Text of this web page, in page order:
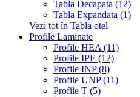
Tabla Decapata (12)
Tabla Expandata (1)
Vezi tot în Tabla otel
Profile Laminate
Profile HEA (11)
Profile IPE (12)
Profile INP (8)
Profile UNP (11)
Profile T (5)